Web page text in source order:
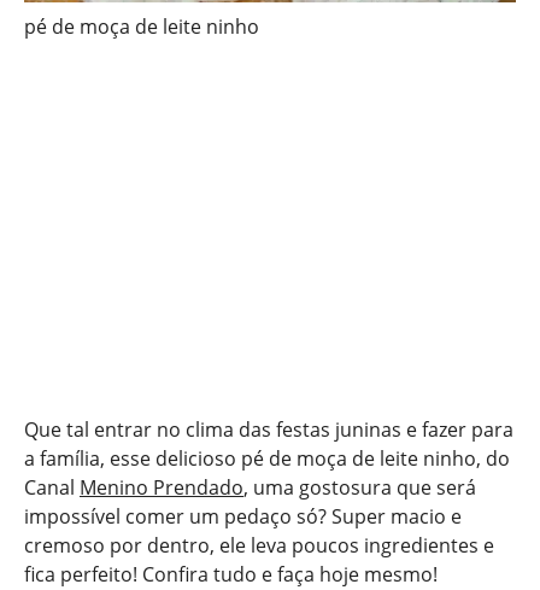
pé de moça de leite ninho
Que tal entrar no clima das festas juninas e fazer para
a família, esse delicioso pé de moça de leite ninho, do
Canal Menino Prendado, uma gostosura que será
impossível comer um pedaço só? Super macio e
cremoso por dentro, ele leva poucos ingredientes e
fica perfeito! Confira tudo e faça hoje mesmo!